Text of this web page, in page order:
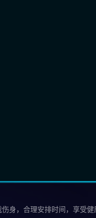
身，合理安排时间，享受健